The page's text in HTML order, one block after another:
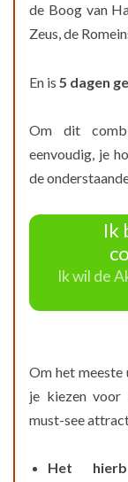
de Boog van
Zeus, de
En is 5 dagen
Om dit
eenvoudig, je
de
Ik
Ik wil de
Om het meeste
je kiezen voor
must-see
Het